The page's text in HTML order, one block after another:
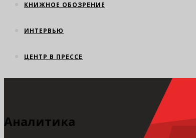
КНИЖНОЕ ОБОЗРЕНИЕ
ИНТЕРВЬЮ
ЦЕНТР В ПРЕССЕ
Аналитика